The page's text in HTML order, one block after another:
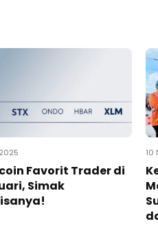
Favorit Trader di
Simak
10